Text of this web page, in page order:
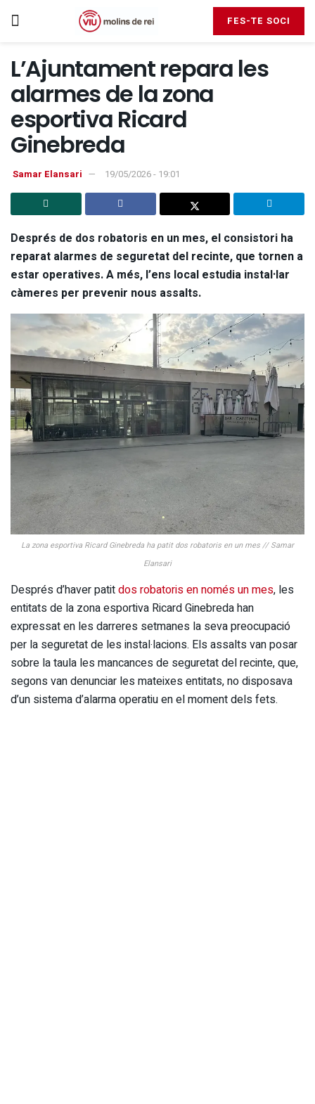
FES-TE SOCI
L’Ajuntament repara les
alarmes de la zona
esportiva Ricard
Ginebreda
Samar Elansari 19/05/2026 - 19:01
Després de dos robatoris en un mes, el consistori ha
reparat alarmes de seguretat del recinte, que tornen a
estar operatives. A més, l’ens local estudia instal·lar
càmeres per prevenir nous assalts.
La zona esportiva Ricard Ginebreda ha patit dos robatoris en un mes // Samar
Elansari
Després d’haver patitdos robatoris en només un mes, les
entitats de la zona esportiva Ricard Ginebreda han
expressat en les darreres setmanes la seva preocupació
per la seguretat de les instal·lacions. Els assalts van posar
sobre la taula les mancances de seguretat del recinte, que,
segons van denunciar les mateixes entitats, no disposava
d’un sistema d’alarma operatiu en el moment dels fets.